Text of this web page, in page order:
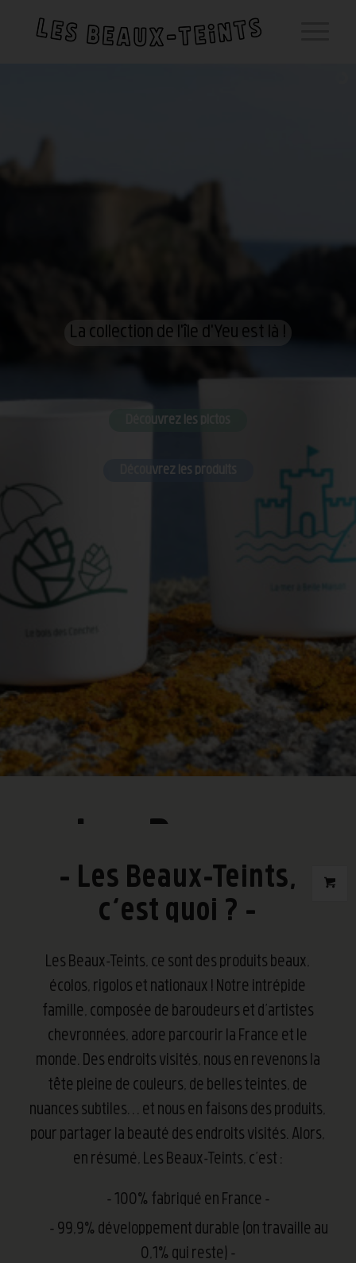
La collection de l'île d'Yeu est là !
Découvrez les pictos
Découvrez les produits
Teints
Les Beaux-Teints,
c’est quoi ?
Les Beaux-Teints, ce sont des produits beaux,
écolos, rigolos et nationaux ! Notre intrépide
famille, composée de baroudeurs et d’artistes
chevronnées, adore parcourir la France et le
monde. Des endroits visités, nous en revenons la
tête pleine de couleurs, de belles teintes, de
nuances subtiles… et nous en faisons des produits,
pour partager la beauté des endroits visités. Alors,
en résumé, Les Beaux-Teints, c’est :
100% fabriqué en France
99,9% développement durable (on travaille au
0,1% qui reste)